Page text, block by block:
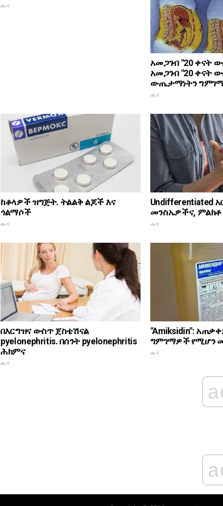
ጤና
አመጋገብ "20 ቀናት
አመጋገብ "20 ቀናት
ውጤታማነትን
ጤና
ከቆላዎች ዝግጅት. ትልልቅ ልጆች እና
ጎልማሶች
ጤና
Undifferentiated
መንስኤዎችና,
ጤና
በእርግዝና ውስጥ ጀስቴሽናል
pyelonephritis. በሰንት pyelonephritis
ሕክምና
ጤና
"Amiksidin":
ግምገማዎች የሚሆን
ጤና